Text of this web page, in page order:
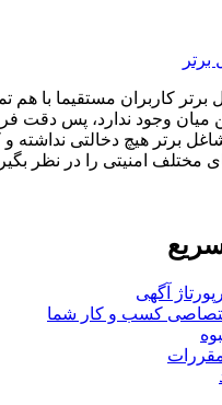
کاربران مستقیما با هم
میان وجود ندارد، پس دقت
برتر هیچ دخالتی نداشته و
مختلف امنیتی را در نظر
آگهی
کسب و کار شما